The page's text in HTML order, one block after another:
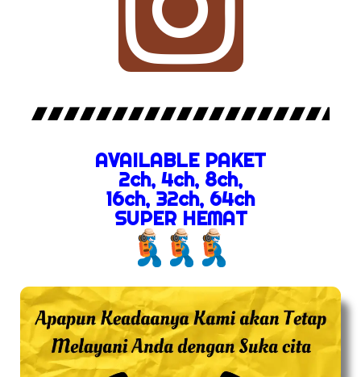
AVAILABLE PAKET
2ch, 4ch, 8ch,
16ch, 32ch, 64ch
SUPER HEMAT